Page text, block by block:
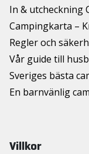
In & utcheckning
Campingkarta –
Regler och
Vår guide till
Sveriges bästa
En barnvänlig
Villkor